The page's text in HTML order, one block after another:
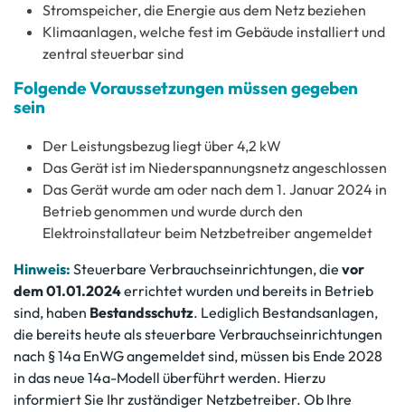
Stromspeicher, die Energie aus dem Netz beziehen
Klimaanlagen, welche fest im Gebäude installiert und
zentral steuerbar sind
Folgende Voraussetzungen müssen gegeben
sein
Der Leistungsbezug liegt über 4,2 kW
Das Gerät ist im Niederspannungsnetz angeschlossen
Das Gerät wurde am oder nach dem 1. Januar 2024 in
Betrieb genommen und wurde durch den
Elektroinstallateur beim Netzbetreiber angemeldet
Hinweis: Steuerbare Verbrauchseinrichtungen, die vor
dem 01.01.2024errichtet wurden und bereits in Betrieb
sind, haben Bestandsschutz. Lediglich Bestandsanlagen,
die bereits heute als steuerbare Verbrauchseinrichtungen
nach § 14a EnWG angemeldet sind, müssen bis Ende 2028
in das neue 14a-Modell überführt werden. Hierzu
informiert Sie Ihr zuständiger Netzbetreiber. Ob Ihre